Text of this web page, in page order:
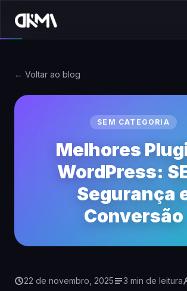
← Voltar ao blog
SEM CATEGORIA
Melhores
WordPress:
Segurança
Conversão
22 de novembro, 2025 3 min de leitura